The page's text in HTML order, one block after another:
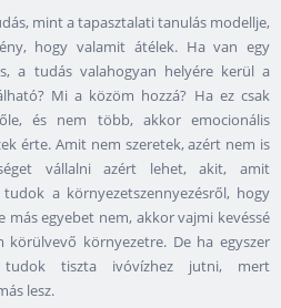
mint a tapasztalati tanulás modellje,
hogy valamit átélek. Ha van egy
a tudás valahogyan helyére kerül a
Mi a közöm hozzá? Ha ez csak
és nem több, akkor emocionális
érte. Amit nem szeretek, azért nem is
vállalni azért lehet, akit, amit
a környezetszennyezésről, hogy
más egyebet nem, akkor vajmi kevéssé
körülvevő környezetre. De ha egyszer
tiszta ivóvízhez jutni, mert
lesz.